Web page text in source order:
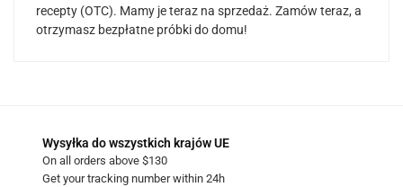
recepty (OTC). Mamy je teraz na sprzedaż. Zamów teraz, a
otrzymasz bezpłatne próbki do domu!
Wysyłka do wszystkich krajów UE
On all orders above $130
Get your tracking number within 24h